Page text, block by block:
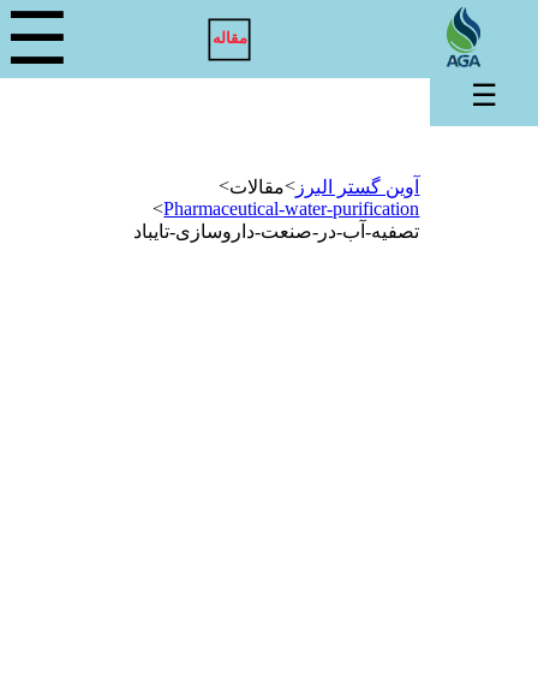
مقاله ☰
آوین گستر البرز >مقالات>
Pharmaceutical-water-purification
>
تصفیه-آب-در-صنعت-داروسازی-تایباد
☰